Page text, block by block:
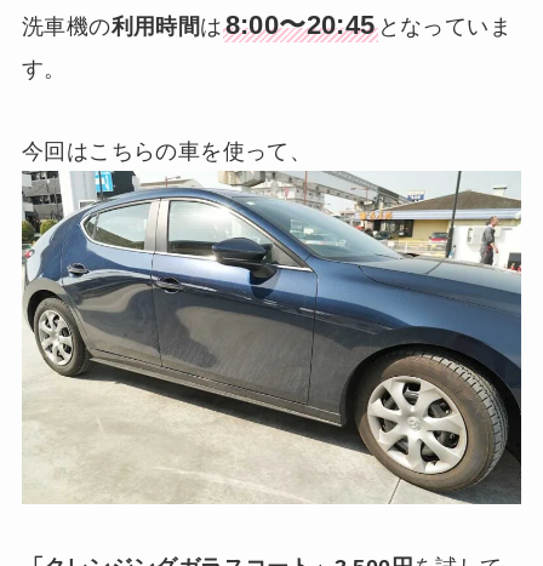
洗車機の利用時間は8:00〜20:45となっていま
す。
今回はこちらの車を使って、